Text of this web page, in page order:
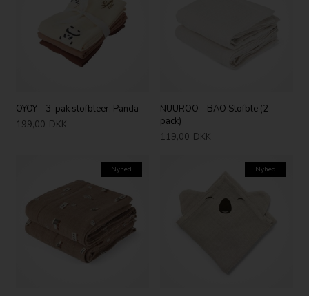
OYOY - 3-pak stofbleer, Panda
199,00 DKK
NUUROO - BAO Stofble (2-
pack)
119,00 DKK
Nyhed Nyhed